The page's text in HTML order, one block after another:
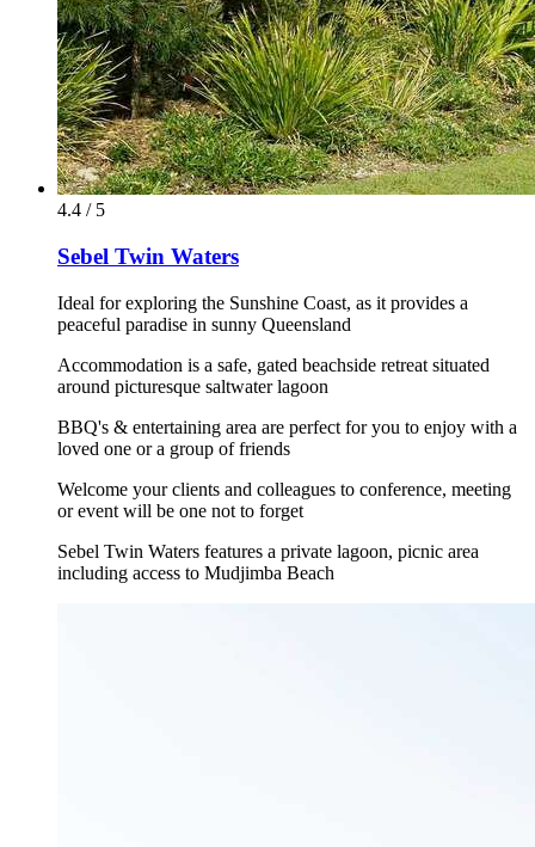
4.4 / 5
Sebel Twin Waters
Ideal for exploring the Sunshine Coast, as it provides a
peaceful paradise in sunny Queensland
Accommodation is a safe, gated beachside retreat situated
around picturesque saltwater lagoon
BBQ's & entertaining area are perfect for you to enjoy with a
loved one or a group of friends
Welcome your clients and colleagues to conference, meeting
or event will be one not to forget
Sebel Twin Waters features a private lagoon, picnic area
including access to Mudjimba Beach